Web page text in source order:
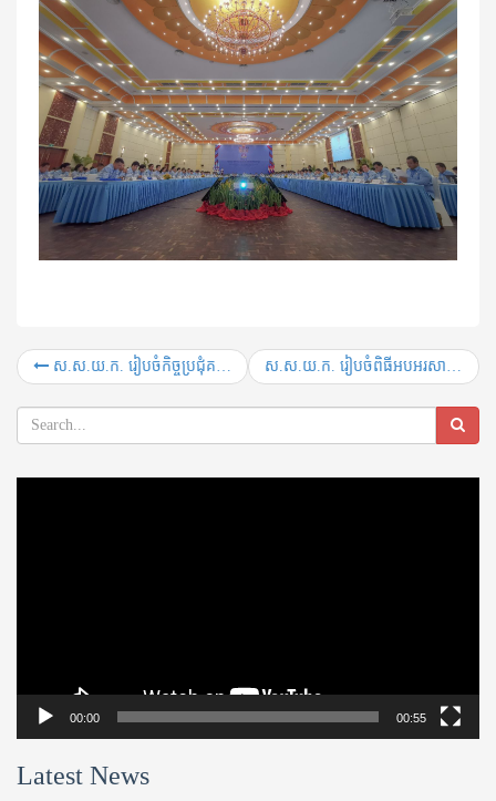
ស.ស.យ.ក. រៀបចំកិច្ចប្រជុំគណៈកម្មាធិការកណ្តាល សហភាពសហព័ន្ធយុវជនកម្ពុជា​ចុងសប្តាហ៍នេះ ស.ស.យ.ក. ​រៀបចំពិធីអបអរសាទរខួបលើកទី ៤១
00:00 00:55
Latest News